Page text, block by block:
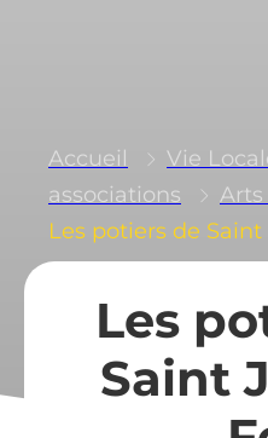
Accueil Vie
associations
Arts
Les
Saint